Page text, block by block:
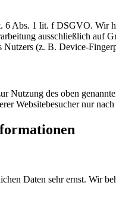
1 lit. f DSGVO. Wir
ausschließlich
(z. B. Device-
des oben
Websitebesucher nur
Daten sehr ernst. Wir